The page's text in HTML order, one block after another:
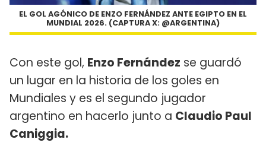
EL GOL AGÓNICO DE ENZO FERNÁNDEZ ANTE EGIPTO EN EL
MUNDIAL 2026. (CAPTURA X: @ARGENTINA)
Con este gol, Enzo Fernández se guardó
un lugar en la historia de los goles en
Mundiales y es el segundo jugador
argentino en hacerlo junto a Claudio Paul
Caniggia.